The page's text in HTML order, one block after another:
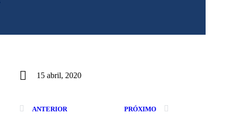
15 abril, 2020
ANTERIOR PRÓXIMO